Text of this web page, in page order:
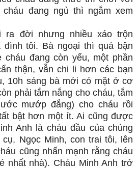
đang ngủ thì ngắm xem
ra đời nhưng nhiều xáo trộn
đình tôi. Bà ngoại thì quá bận
cháu đang còn yếu, một phần
thận, vẫn chi li hơn các bạn
10h sáng bà mới có mặt ở cơ
phải tắm nắng cho cháu, tắm
mướp đắng) cho cháu rồi
bật hơn một ít. Ai cũng được
Anh là cháu đầu của chúng
Ngọc Minh, con trai tôi, lên
cũng nhấn mạnh rằng cháu
nhất nhà). Cháu Minh Anh trở